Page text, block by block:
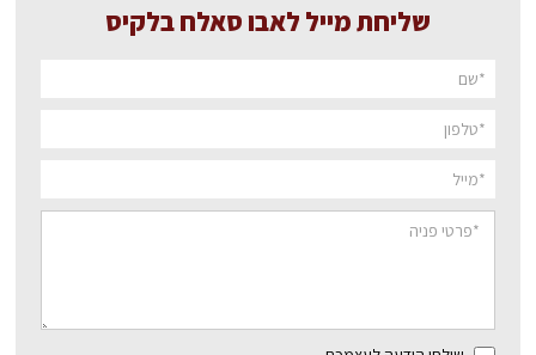
שליחת מייל לאבו סאלח בלקיס